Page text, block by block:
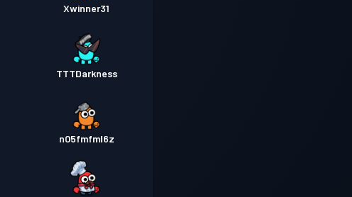
Xwinner31
TTTDarkness
n05fmfml6z